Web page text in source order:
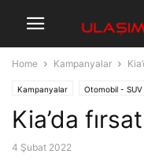
Home Kampanyalar
Kampanyalar Otomobil - SUV
Kia’da
4 Şubat 2022